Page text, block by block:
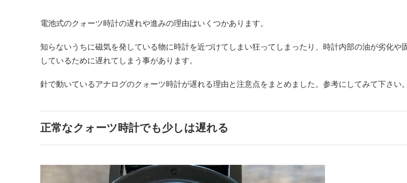
電池式のクォーツ時計の遅れや進みの理由はいくつかあります。
知らないうちに磁気を発している物に時計を近づけてしまい狂ってしまったり、時計内部の油が劣化や
しているために遅れてしまう事があります。
針で動いているアナログのクォーツ時計が遅れる理由と注意点をまとめました。参考にしてみて下さい。
正常なクォーツ時計でも少しは遅れる